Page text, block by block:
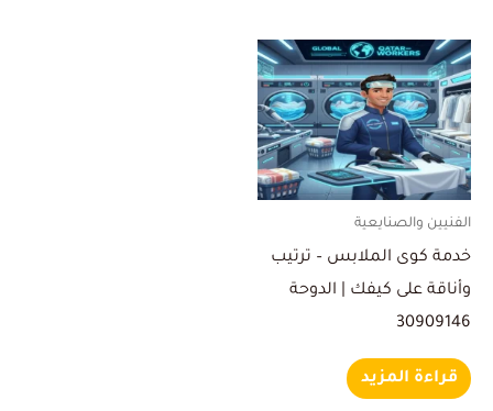
الفنيين والصنايعية
خدمة كوى الملابس – ترتيب
وأناقة على كيفك | الدوحة
30909146
قراءة المزيد